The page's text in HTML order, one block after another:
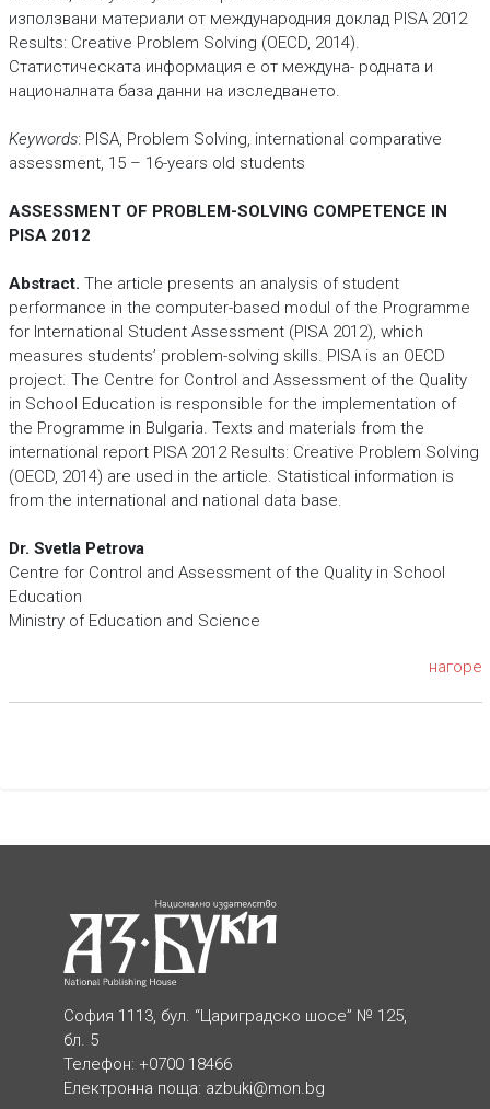
използвани материали от международния доклад PISA 2012
Results: Creative Problem Solving (OECD, 2014).
Статистическата информация е от междуна- родната и
националната база данни на изследването.
Keywords: PISA, Problem Solving, international comparative
assessment, 15 – 16-years old students
ASSESSMENT OF PROBLEM-SOLVING COMPETENCE IN
PISA 2012
Abstract. The article presents an analysis of student
performance in the computer-based modul of the Programme
for International Student Assessment (PISA 2012), which
measures students’ problem-solving skills. PISA is an OECD
project. The Centre for Control and Assessment of the Quality
in School Education is responsible for the implementation of
the Programme in Bulgaria. Texts and materials from the
international report PISA 2012 Results: Creative Problem Solving
(OECD, 2014) are used in the article. Statistical information is
from the international and national data base.
Dr. Svetla Petrova
Centre for Control and Assessment of the Quality in School
Education
Ministry of Education and Science
нагоре
София 1113, бул. “Цариградско шосе” № 125,
бл. 5
Телефон: +0700 18466
Електронна поща: azbuki@mon.bg